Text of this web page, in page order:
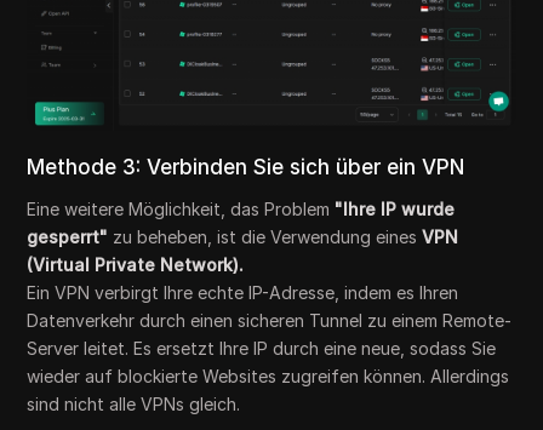
Methode 3: Verbinden Sie sich über ein VPN
Eine weitere Möglichkeit, das Problem "Ihre IP wurde
gesperrt" zu beheben, ist die Verwendung einesVPN
(Virtual Private Network).
Ein VPN verbirgt Ihre echte IP-Adresse, indem es Ihren
Datenverkehr durch einen sicheren Tunnel zu einem Remote-
Server leitet. Es ersetzt Ihre IP durch eine neue, sodass Sie
wieder auf blockierte Websites zugreifen können. Allerdings
sind nicht alle VPNs gleich.